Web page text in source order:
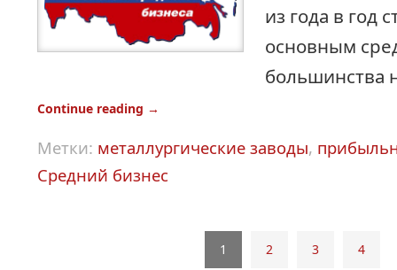
из года в год
основным
большинства
Continue reading →
Метки: металлургические заводы,
Средний бизнес
1 2 3 4